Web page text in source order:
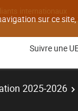
sur ce
internationaux
Suivre une
2025-2026